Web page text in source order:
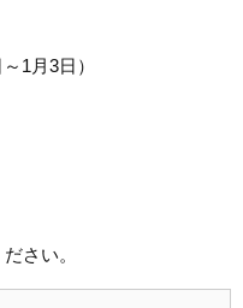
1月3日）
さい。